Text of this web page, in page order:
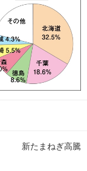
新たまねぎ高騰